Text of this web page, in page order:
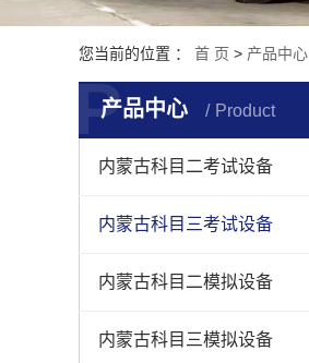
您当前的位置 ： 首 页 > 产品中心
产品中心 Product
P
内蒙古科目二考试设备
内蒙古科目三考试设备
内蒙古科目二模拟设备
内蒙古科目三模拟设备